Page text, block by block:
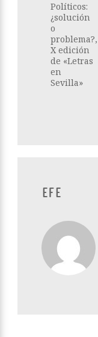
Políticos:
¿solución
o
problema?,
X edición
de «Letras
en
Sevilla»
EFE